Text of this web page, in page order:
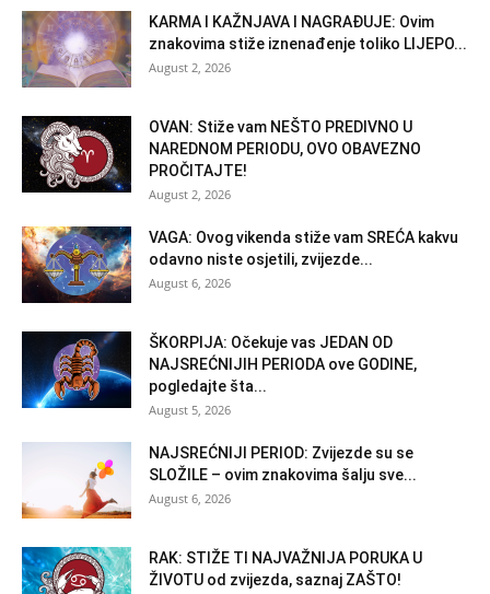
KARMA I KAŽNJAVA I NAGRAĐUJE: Ovim
znakovima stiže iznenađenje toliko LIJEPO...
August 2, 2026
OVAN: Stiže vam NEŠTO PREDIVNO U
NAREDNOM PERIODU, OVO OBAVEZNO
PROČITAJTE!
August 2, 2026
VAGA: Ovog vikenda stiže vam SREĆA kakvu
odavno niste osjetili, zvijezde...
August 6, 2026
ŠKORPIJA: Očekuje vas JEDAN OD
NAJSREĆNIJIH PERIODA ove GODINE,
pogledajte šta...
August 5, 2026
NAJSREĆNIJI PERIOD: Zvijezde su se
SLOŽILE – ovim znakovima šalju sve...
August 6, 2026
RAK: STIŽE TI NAJVAŽNIJA PORUKA U
ŽIVOTU od zvijezda, saznaj ZAŠTO!